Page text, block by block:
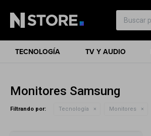
TECNOLOGÍA TV Y AUDIO
Monitores Samsung
Filtrando por: Tecnología Monitores